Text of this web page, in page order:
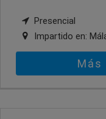
Presencial
Impartido en:
Más